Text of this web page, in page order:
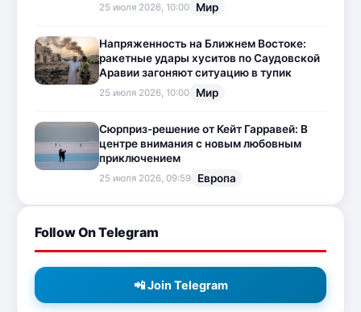
25 июля 2026, 10:00 Мир
Напряженность на Ближнем Востоке:
ракетные удары хуситов по Саудовской
Аравии загоняют ситуацию в тупик
25 июля 2026, 10:00 Мир
Сюрприз-решение от Кейт Гарравей: В
центре внимания с новым любовным
приключением
25 июля 2026, 09:59 Европа
Follow On Telegram
📲 Join Telegram